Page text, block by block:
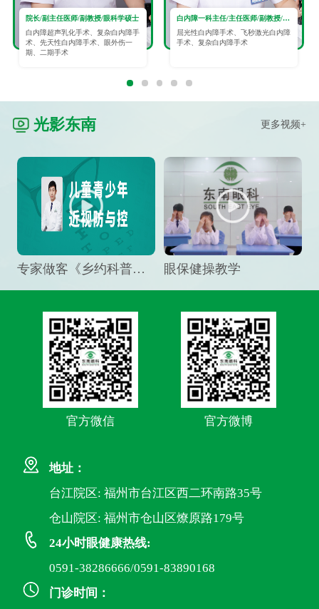
院长/副主任医师/副教授/眼科学硕士
白内障超声乳化手术、复杂白内障手
术、先天性白内障手术、眼外伤一
期、二期手术
白内障一科主任/主任医师/副教授/眼科学硕士
屈光性白内障手术、飞秒激光白内障
手术、复杂白内障手术
光影东南 更多视频+
专家做客《乡约科普》栏目，预防孩子近视竟然这么“简单” 眼保健操教学
官方微信 官方微博
地址：
台江院区: 福州市台江区西二环南路35号
仓山院区: 福州市仓山区燎原路179号
24小时眼健康热线:
0591-38286666/0591-83890168
门诊时间：